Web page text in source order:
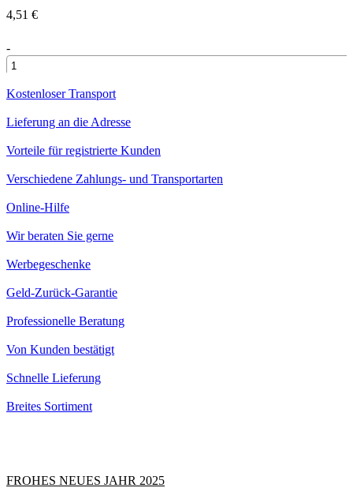
4,51 €
-
+
Kostenloser Transport
Lieferung an die Adresse
Vorteile für registrierte Kunden
Verschiedene Zahlungs- und Transportarten
Online-Hilfe
Wir beraten Sie gerne
Werbegeschenke
Geld-Zurück-Garantie
Professionelle Beratung
Von Kunden bestätigt
Schnelle Lieferung
Breites Sortiment
FROHES NEUES JAHR 2025